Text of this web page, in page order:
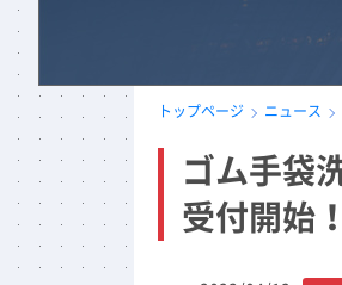
トップページ ニュース
ゴム手袋
受付開始！